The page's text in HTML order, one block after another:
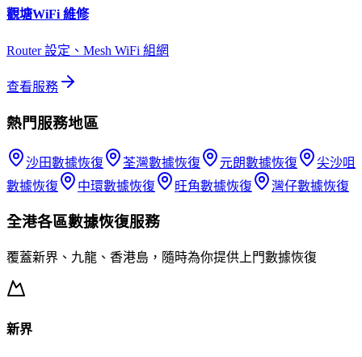
觀塘WiFi 維修
Router 設定、Mesh WiFi 組網
查看服務
熱門服務地區
沙田數據恢復 荃灣數據恢復 元朗數據恢復
尖沙咀
數據恢復
中環數據恢復 旺角數據恢復 灣仔數據恢復
全港各區數據恢復服務
覆蓋新界、九龍、香港島，隨時為你提供上門數據恢復
新界